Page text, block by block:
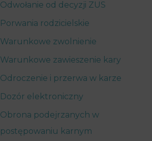
Odwołanie od decyzji ZUS
Porwania rodzicielskie
Warunkowe zwolnienie
Warunkowe zawieszenie kary
Odroczenie i przerwa w karze
Dozór elektroniczny
Obrona podejrzanych w
postępowaniu karnym